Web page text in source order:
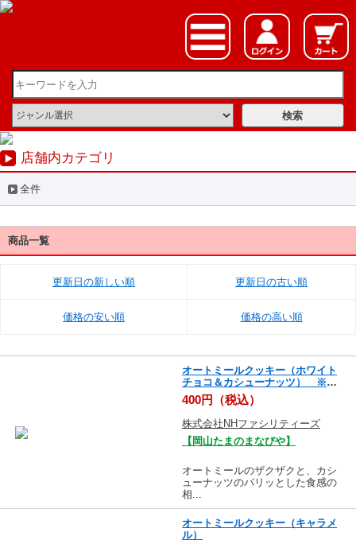
店舗内カテゴリ
全件
商品一覧
更新日の新しい順 更新日の古い順
価格の安い順 価格の高い順
オートミールクッキー（ホワイト
チョコ＆カシューナッツ） ※お
宝たまの印認定商品
400円（税込）
株式会社NHファシリティーズ
【岡山たまのまなびや】
オートミールのザクザクと、カシ
ューナッツのパリッとした食感の
相...
オートミールクッキー（キャラメ
ル）